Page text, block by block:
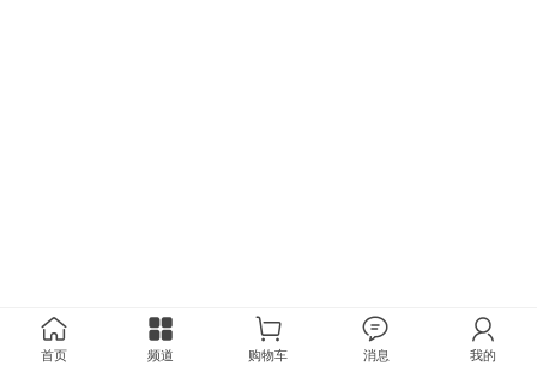
首页 频道 购物车 消息 我的